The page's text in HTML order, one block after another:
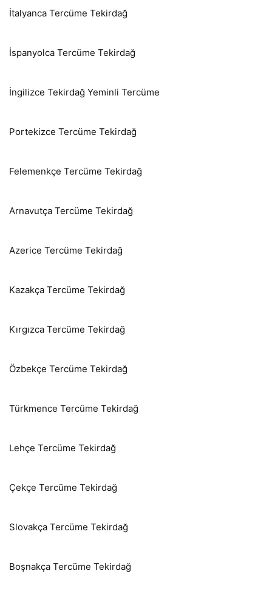
İtalyanca Tercüme Tekirdağ
İspanyolca Tercüme Tekirdağ
İngilizce Tekirdağ Yeminli Tercüme
Portekizce Tercüme Tekirdağ
Felemenkçe Tercüme Tekirdağ
Arnavutça Tercüme Tekirdağ
Azerice Tercüme Tekirdağ
Kazakça Tercüme Tekirdağ
Kırgızca Tercüme Tekirdağ
Özbekçe Tercüme Tekirdağ
Türkmence Tercüme Tekirdağ
Lehçe Tercüme Tekirdağ
Çekçe Tercüme Tekirdağ
Slovakça Tercüme Tekirdağ
Boşnakça Tercüme Tekirdağ